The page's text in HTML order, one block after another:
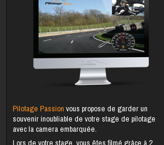
Pilotage Passionvous propose de garder un
souvenir inoubliable de votre stage de pilotage
avec la camera embarquée.